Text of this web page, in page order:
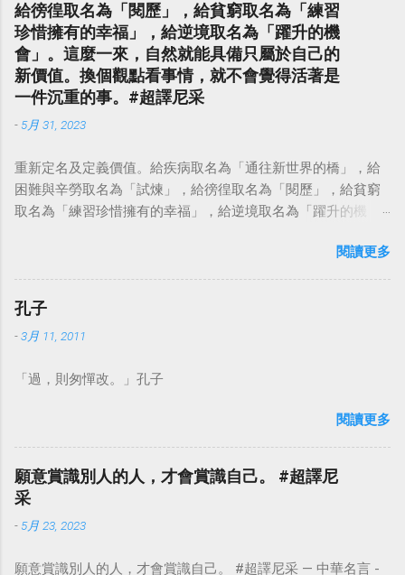
給徬徨取名為「閱歷」，給貧窮取名為「練習
珍惜擁有的幸福」，給逆境取名為「躍升的機
會」。這麼一來，自然就能具備只屬於自己的
新價值。換個觀點看事情，就不會覺得活著是
一件沉重的事。#超譯尼采
- 5月 31, 2023
重新定名及定義價值。給疾病取名為「通往新世界的橋」，給
困難與辛勞取名為「試煉」，給徬徨取名為「閱歷」，給貧窮
取名為「練習珍惜擁有的幸福」，給逆境取名為「躍升的機
點看事情，就不會覺得活著是一件沉重的事。#超譯尼采 — 中
華名言 - Chinese Quotes (@chinese_quotes) May 23, 2023
閱讀更多
孔子
-3月 11, 2011
「過，則匆憚改。」孔子
閱讀更多
願意賞識別人的人，才會賞識自己。 #超譯尼
采
- 5月 23, 2023
願意賞識別人的人，才會賞識自己。 #超譯尼采 — 中華名言 -